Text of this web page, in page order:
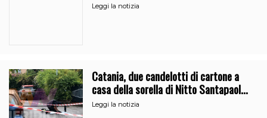
Leggi la notizia
Catania, due candelotti di cartone a
casa della sorella di Nitto Santapaola.
Le indagini
Leggi la notizia